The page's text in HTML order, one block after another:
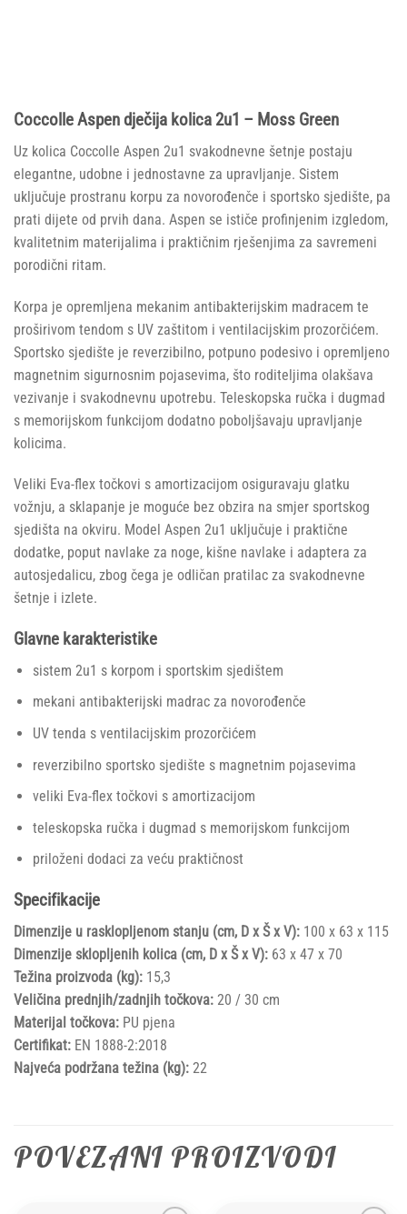
Coccolle Aspen dječija kolica 2u1 – Moss Green
Uz kolica Coccolle Aspen 2u1 svakodnevne šetnje postaju
elegantne, udobne i jednostavne za upravljanje. Sistem
uključuje prostranu korpu za novorođenče i sportsko sjedište, pa
prati dijete od prvih dana. Aspen se ističe profinjenim izgledom,
kvalitetnim materijalima i praktičnim rješenjima za savremeni
porodični ritam.
Korpa je opremljena mekanim antibakterijskim madracem te
proširivom tendom s UV zaštitom i ventilacijskim prozorčićem.
Sportsko sjedište je reverzibilno, potpuno podesivo i opremljeno
magnetnim sigurnosnim pojasevima, što roditeljima olakšava
vezivanje i svakodnevnu upotrebu. Teleskopska ručka i dugmad
s memorijskom funkcijom dodatno poboljšavaju upravljanje
kolicima.
Veliki Eva-flex točkovi s amortizacijom osiguravaju glatku
vožnju, a sklapanje je moguće bez obzira na smjer sportskog
sjedišta na okviru. Model Aspen 2u1 uključuje i praktične
dodatke, poput navlake za noge, kišne navlake i adaptera za
autosjedalicu, zbog čega je odličan pratilac za svakodnevne
šetnje i izlete.
Glavne karakteristike
sistem 2u1 s korpom i sportskim sjedištem
mekani antibakterijski madrac za novorođenče
UV tenda s ventilacijskim prozorčićem
reverzibilno sportsko sjedište s magnetnim pojasevima
veliki Eva-flex točkovi s amortizacijom
teleskopska ručka i dugmad s memorijskom funkcijom
priloženi dodaci za veću praktičnost
Specifikacije
Dimenzije u rasklopljenom stanju (cm, D x Š x V): 100 x 63 x 115
Dimenzije sklopljenih kolica (cm, D x Š x V): 63 x 47 x 70
Težina proizvoda (kg): 15,3
Veličina prednjih/zadnjih točkova: 20 / 30 cm
Materijal točkova: PU pjena
Certifikat: EN 1888-2:2018
Najveća podržana težina (kg): 22
POVEZANI PROIZVODI